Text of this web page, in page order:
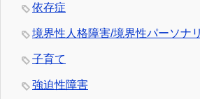
依存症
境界性人格障害/境界性パーソナ
子育て
強迫性障害